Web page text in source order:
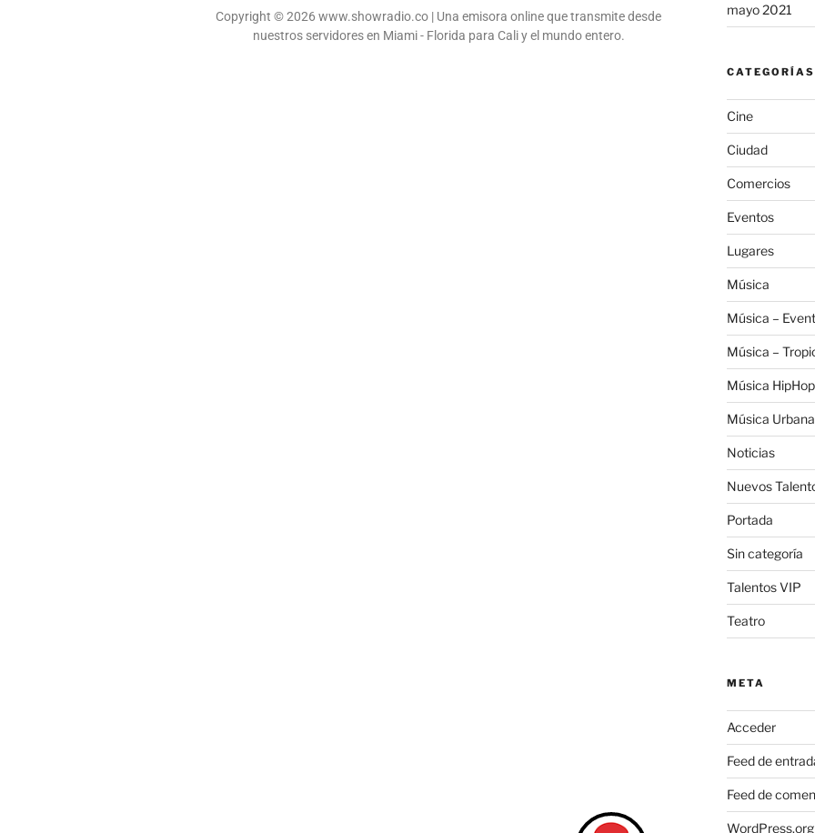
e
b
er
at
Copyright © 2026 www.showradio.co | Una emisora online que transmite desde
nuestros servidores en Miami - Florida para Cali y el mundo entero.
mayo 2021
CATEGORÍAS
Cine
Ciudad
Comercios
Eventos
Lugares
Música
Música –
Música –
Música HipHop
Música Urbana
Noticias
Nuevos
Portada
Sin categoría
Talentos VIP
Teatro
META
Acceder
Feed de
Feed de
WordPress.org